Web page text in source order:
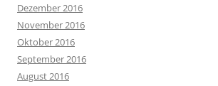
Dezember 2016
November 2016
Oktober 2016
September 2016
August 2016